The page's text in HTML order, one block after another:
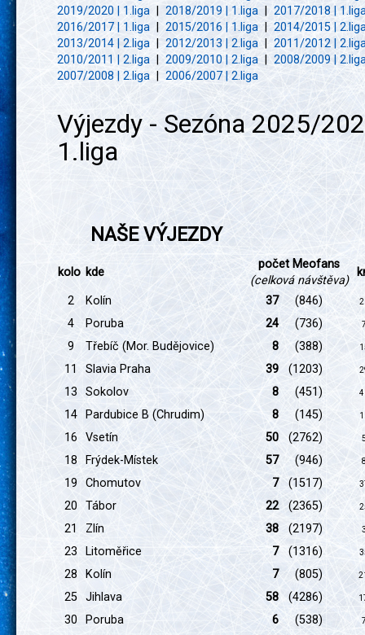
2019/2020 | 1.liga
2018/2019 | 1.liga
2017/2018 |
2016/2017 | 1.liga
2015/2016 | 1.liga| 2014/2015 |
2013/2014 | 2.liga
2012/2013 | 2.liga | 2011/2012 |
2010/2011 | 2.liga |2009/2010 | 2.liga
2008/2009 |
2007/2008 | 2.liga| 2006/2007 | 2.liga
Výjezdy - Sezóna 2025/
1.liga
NAŠE VÝJEZDY
kolo kde
počet Meofans
(celková návštěva)
2 Kolín 37 (846)
4 Poruba 24 (736)
9 Třebíč (Mor. Budějovice) 8 (388)
11 Slavia Praha 39 (1203)
13 Sokolov 8 (451)
14 Pardubice B (Chrudim) 8 (145)
16 Vsetín 50 (2762)
18 Frýdek-Místek 57(946)
19 Chomutov 7(1517)
20 Tábor 22 (2365)
21 Zlín 38 (2197)
23 Litoměřice 7 (1316)
28 Kolín 7(805)
25 Jihlava 58 (4286)
30 Poruba 6 (538)